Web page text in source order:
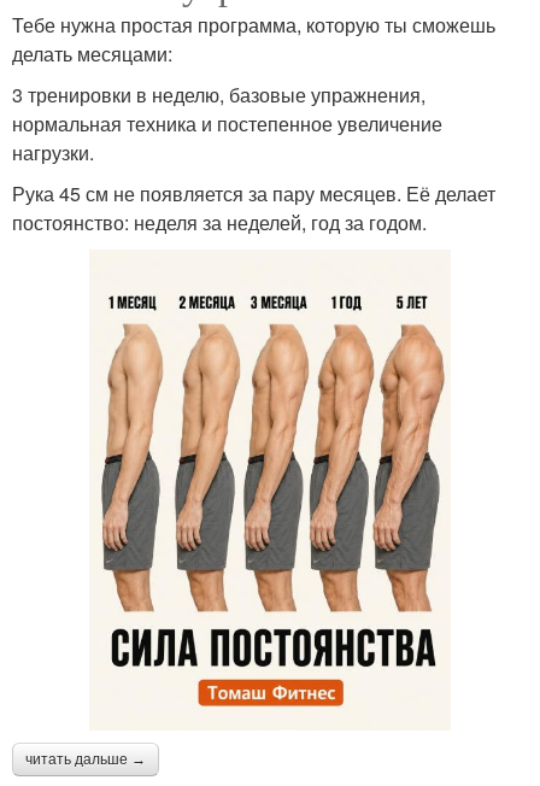
Тебе нужна простая программа, которую ты сможешь
делать месяцами:
3 тренировки в неделю, базовые упражнения,
нормальная техника и постепенное увеличение
нагрузки.
Рука 45 см не появляется за пару месяцев. Её делает
постоянство: неделя за неделей, год за годом.
читать дальше →